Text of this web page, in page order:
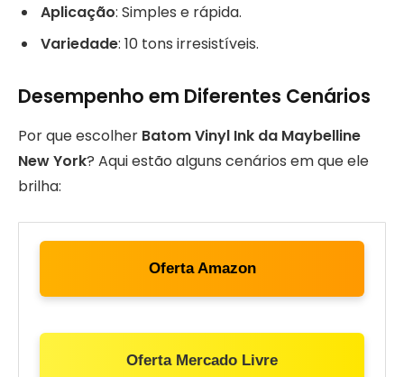
Aplicação: Simples e rápida.
Variedade: 10 tons irresistíveis.
Desempenho em Diferentes Cenários
Por que escolher Batom Vinyl Ink da Maybelline
New York? Aqui estão alguns cenários em que ele
brilha:
Oferta Amazon
Oferta Mercado Livre